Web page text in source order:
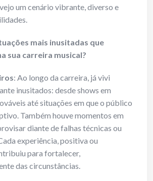
um cenário vibrante, diverso e
mais inusitadas que
sua carreira musical?
: Ao longo da carreira, já vivi
inusitados: desde shows em
até situações em que o público
Também houve momentos em
diante de falhas técnicas ou
experiência, positiva ou
para fortalecer,
das circunstâncias.